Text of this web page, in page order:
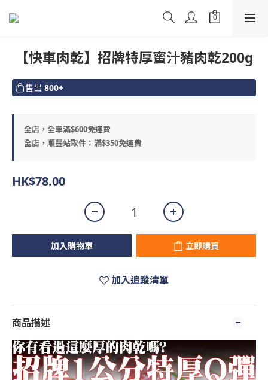
【快車肉乾】招牌特厚蜜汁豬肉乾200g
售出 800+
全店，全單滿$600免運費
全店，順豐站取件：滿$350免運費
HK$78.00
加入購物車 立即購買
加入追蹤清單
商品描述